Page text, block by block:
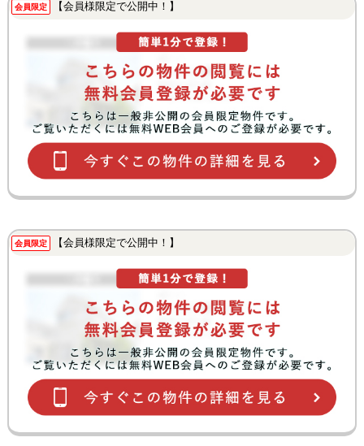
会員限定 【会員様限定で公開中！】
会員限定 【会員様限定で公開中！】